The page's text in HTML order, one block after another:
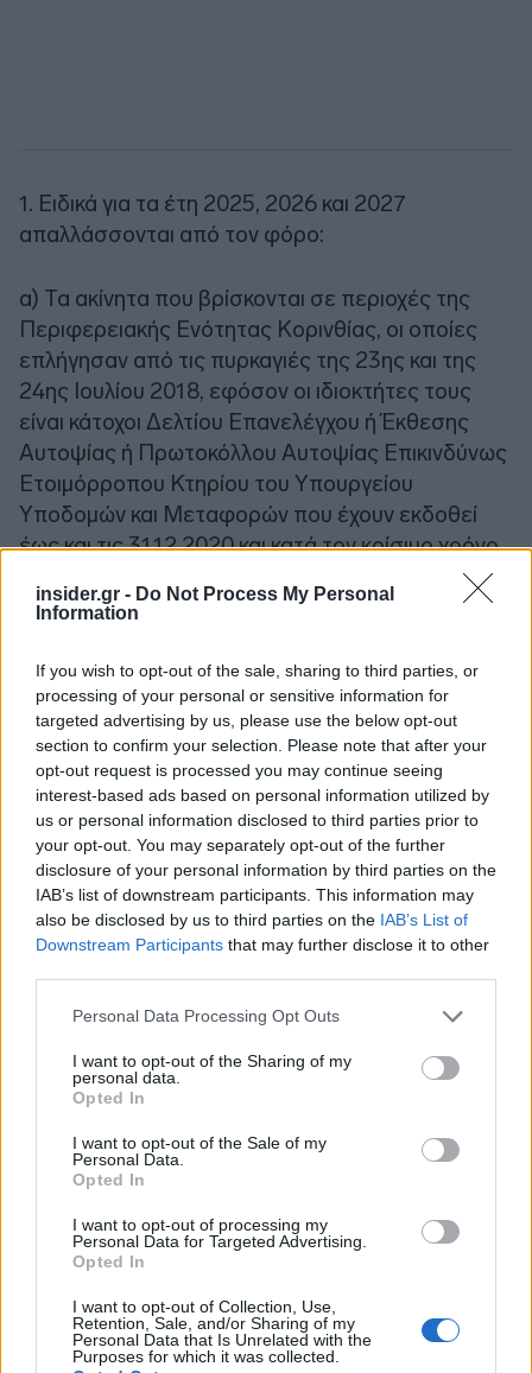
insider.gr - Do Not Process My Personal
Information
If you wish to opt-out of the sale, sharing to third parties, or
processing of your personal or sensitive information for
targeted advertising by us, please use the below opt-out
section to confirm your selection. Please note that after your
opt-out request is processed you may continue seeing
interest-based ads based on personal information utilized by
us or personal information disclosed to third parties prior to
your opt-out. You may separately opt-out of the further
disclosure of your personal information by third parties on the
IAB’s list of downstream participants. This information may
also be disclosed by us to third parties on the IAB’s List of
Downstream Participants that may further disclose it to other
Please note that this website/app uses one or more Google
not limited to your visit or usage behaviour. You may click to
grant or deny consent to Google and its third-party tags to
use your data for below specified purposes in below Google
consent section.
Personal Data Processing Opt Outs
I want to opt-out of the Sharing of my
personal data.
Opted In
I want to opt-out of the Sale of my
Personal Data.
Opted In
I want to opt-out of processing my
Personal Data for Targeted Advertising.
Opted In
I want to opt-out of Collection, Use,
Retention, Sale, and/or Sharing of my
Personal Data that Is Unrelated with the
Purposes for which it was collected.
1. Ειδικά για τα έτη 2025, 2026 και 2027
απαλλάσσονται από τον φόρο:
α) Τα ακίνητα που βρίσκονται σε περιοχές της
Περιφερειακής Ενότητας Κορινθίας, οι οποίες
επλήγησαν από τις πυρκαγιές της 23ης και της
24ης Ιουλίου 2018, εφόσον οι ιδιοκτήτες τους
είναι κάτοχοι Δελτίου Επανελέγχου ή Έκθεσης
Αυτοψίας ή Πρωτοκόλλου Αυτοψίας Επικινδύνως
Ετοιμόρροπου Κτηρίου του Υπουργείου
Υποδομών και Μεταφορών που έχουν εκδοθεί
έως και τις 31.12.2020 και κατά τον κρίσιμο χρόνο
η κυριότητα ή τα λοιπά εμπράγματα δικαιώματα
στο ακίνητο ανήκαν στον υπόχρεο σε φόρο για τα
2025 και εξακολουθούν να ανήκουν σε αυτόν και
για τα έτη 2026 και 2027. Επιπλέον, για τα έτη
2025, 2026 και 2027 απαλλάσσονται από τον
φόρο τα δικαιώματα επί του συνόλου της
ακίνητης περιουσίας των θανόντων εξαιτίαςτων
πυρκαγιών του προηγούμενου εδαφίου.
β) Τα ακίνητα που βρίσκονται εντός του οικισμού
Αναργύρων του Δήμου Αμυνταίου της
Περιφερειακής Ενότητας Φλώρινας, όπως αυτός
έχει οριοθετηθεί με την υπ' αρ.
4012/86/25.9.1986 απόφαση του Νομάρχη
αναγκαστική απαλλοτρίωση με την υπό στοιχεία
ΥΠΕΝ/ΔΜΕΒΟ/19831/338/15.4.2019 κοινή
απόφαση των Υπουργών Εσωτερικών, Οικονομίας
και Ανάπτυξης και Περιβάλλοντος και Ενέργειας
«Κήρυξη αναγκαστικής απαλλοτρίωσης του
οικισμού Αναργύρων του Δήμου Αμυνταίου Νομού
Φλώρινας, όπως αυτός έχει οριοθετηθεί με την
Φλώρινας (Δ' 1109), για λόγους διακινδύνευσης
των ιδιοκτησιών, της ζωής και της υγείας των